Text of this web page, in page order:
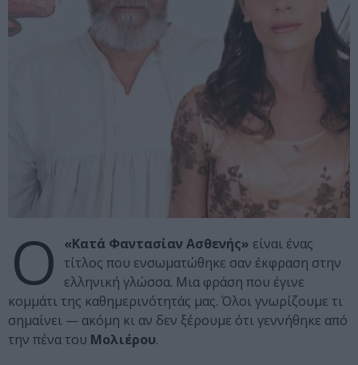
Ο «Κατά Φαντασίαν Ασθενής» είναι ένας
τίτλος που ενσωματώθηκε σαν έκφραση στην
ελληνική γλώσσα. Μια φράση που έγινε
κομμάτι της καθημερινότητάς μας. Όλοι γνωρίζουμε τι
σημαίνει — ακόμη κι αν δεν ξέρουμε ότι γεννήθηκε από
την πένα του Μολιέρου.